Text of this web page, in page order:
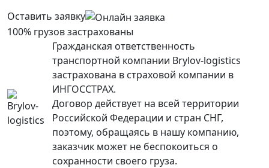
Оставить заявку
100% грузов застрахованы
Гражданская ответственность
транспортной компании Brylov-logistics
застрахована в страховой компании в
ИНГОСCТРАХ.
Договор действует на всей территории
Российской Федерации и стран СНГ,
поэтому, обращаясь в нашу компанию,
заказчик может не беспокоиться о
сохранности своего груза.